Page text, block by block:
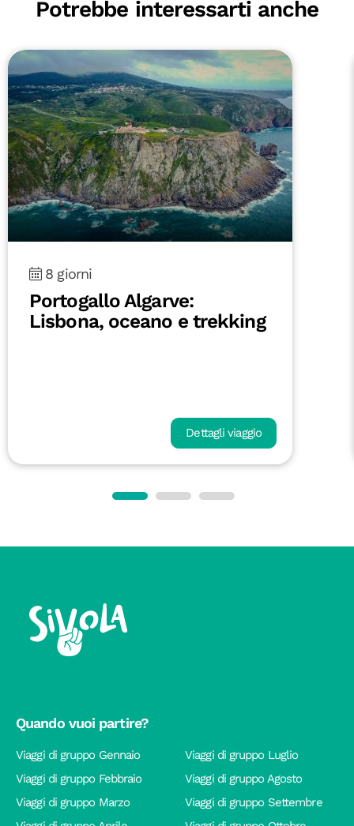
Potrebbe interessarti anche
8 giorni
Portogallo Algarve:
Lisbona, oceano e trekking
Dettagli viaggio
Quando vuoi partire?
Viaggi di gruppo Gennaio
Viaggi di gruppo Febbraio
Viaggi di gruppo Marzo
Viaggi di gruppo Luglio
Viaggi di gruppo Agosto
Viaggi di gruppo Settembre